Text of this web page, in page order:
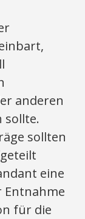
anderen
sollte.
sollten
eine
Entnahme
für die